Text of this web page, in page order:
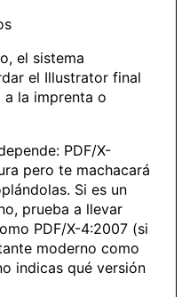
el sistema
el Illustrator final
a la imprenta o
PDF/X-
pero te machacará
Si es un
prueba a llevar
PDF/X-4:2007 (si
moderno como
indicas qué versión